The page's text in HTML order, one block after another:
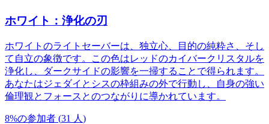
ホワイト：浄化の刃
ホワイトのライトセーバーは、独立心、目的の純粋さ、そし
て自立の象徴です。この色はレッドのカイバークリスタルを
浄化し、ダークサイドの影響を一掃することで得られます。
あなたはジェダイとシスの枠組みの外で行動し、自身の強い
倫理観とフォースとのつながりに導かれています。
8%の参加者 (31 人 )